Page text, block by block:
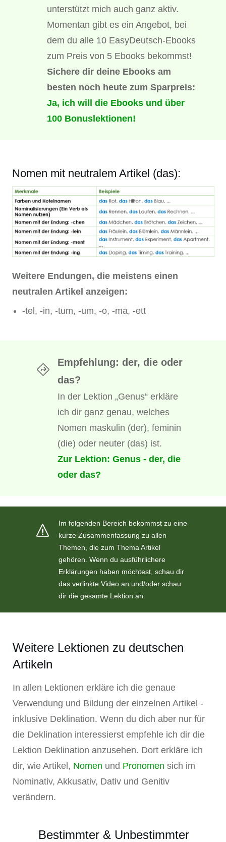
unterstützt mich auch ganz aktiv.
Momentan gibt es ein Angebot, bei
dem du alle 10 EasyDeutsch-Ebooks
zum Preis von 5 Ebooks bekommst!
Sichere dir deine Ebooks am
besten noch heute zum Sparpreis:
Ja, ich will die Ebooks und über
100 Bonuslektionen!
Nomen mit neutralem Artikel (das):
Weitere Endungen, die meistens einen
neutralen Artikel anzeigen:
-tel, -in, -tum, -um, -o, -ma, -ett
Empfehlung: der, die oder
das?
In der Lektion „Genus“ erkläre
ich dir ganz genau, welches
Nomen maskulin (der), feminin
(die) oder neuter (das) ist.
Zur Lektion: Genus - der, die
oder das?
Im folgenden Bereich bekommst zu eine
kurze Zusammenfassung zu allen
Themen, die zum Thema Artikel
gehören. Wenn du ausführlichere
Erklärungen haben möchtest, schau dir
das verlinkte Video an und/oder schau
dir die gesamte Lektion an.
Weitere Lektionen zu deutschen
Artikeln
In allen Lektionen erkläre ich die genaue
Verwendung und Bildung der einzelnen Artikel -
inklusive Deklination. Wenn du dich aber nur für
die Deklination interessierst empfehle ich dir die
Lektion Deklination anzusehen. Dort erkläre ich
dir, wie Artikel, Nomen und Pronomen sich im
Nominativ, Akkusativ, Dativ und Genitiv
verändern.
Bestimmter & Unbestimmter